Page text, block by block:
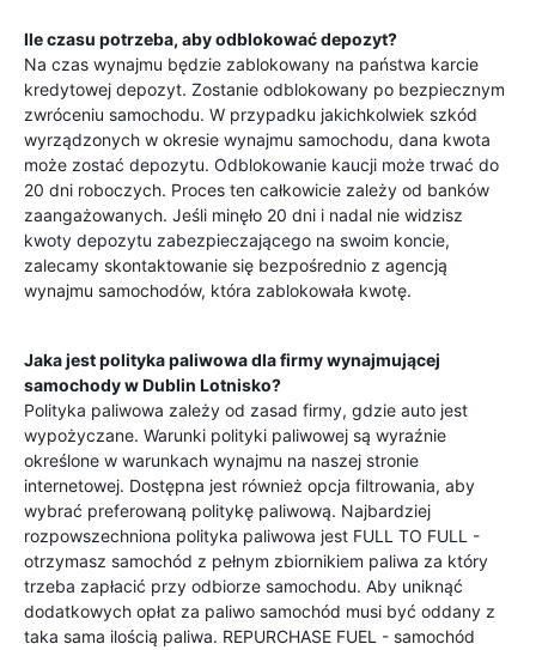
Ile czasu potrzeba, aby odblokować depozyt?
Na czas wynajmu będzie zablokowany na państwa karcie
kredytowej depozyt. Zostanie odblokowany po bezpiecznym
zwróceniu samochodu. W przypadku jakichkolwiek szkód
wyrządzonych w okresie wynajmu samochodu, dana kwota
może zostać depozytu. Odblokowanie kaucji może trwać do
20 dni roboczych. Proces ten całkowicie zależy od banków
zaangażowanych. Jeśli minęło 20 dni i nadal nie widzisz
kwoty depozytu zabezpieczającego na swoim koncie,
zalecamy skontaktowanie się bezpośrednio z agencją
wynajmu samochodów, która zablokowała kwotę.
Jaka jest polityka paliwowa dla firmy wynajmującej
samochody wDublin Lotnisko?
Polityka paliwowa zależy od zasad firmy, gdzie auto jest
wypożyczane. Warunki polityki paliwowej są wyraźnie
określone w warunkach wynajmu na naszej stronie
internetowej. Dostępna jest również opcja filtrowania, aby
wybrać preferowaną politykę paliwową. Najbardziej
rozpowszechniona polityka paliwowa jest FULL TO FULL -
otrzymasz samochód z pełnym zbiornikiem paliwa za który
trzeba zapłacić przy odbiorze samochodu. Aby uniknąć
dodatkowych opłat za paliwo samochód musi być oddany z
taka sama ilością paliwa. REPURCHASE FUEL - samochód